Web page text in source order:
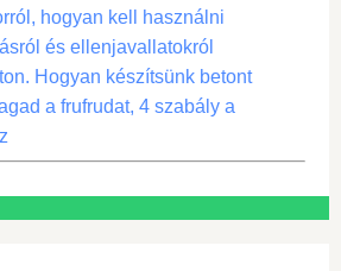
hogyan kell használni
és ellenjavallatokról
Hogyan készítsünk betont
a frufrudat, 4 szabály a